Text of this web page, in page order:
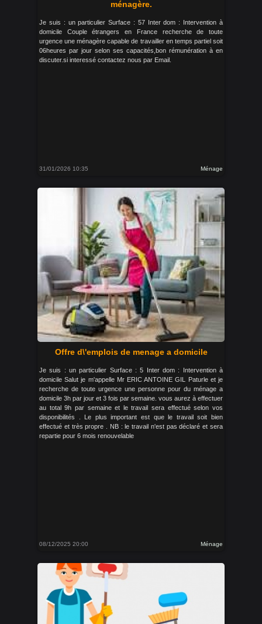
ménagère.
Je suis : un particulier Surface : 57 Inter dom : Intervention à
domicile Couple étrangers en France recherche de toute
urgence une ménagère capable de travailler en temps partiel soit
06heures par jour selon ses capacités,bon rémunération à en
discuter.si interessé contactez nous par Email.
31/01/2026 10:35 Ménage
Offre d\'emplois de menage a domicile
Je suis : un particulier Surface : 5 Inter dom : Intervention à
domicile Salut je m'appelle Mr ERIC ANTOINE GIL Paturle et je
recherche de toute urgence une personne pour du ménage a
domicile 3h par jour et 3 fois par semaine. vous aurez à effectuer
au total 9h par semaine et le travail sera effectué selon vos
disponibilités . Le plus important est que le travail soit bien
effectué et très propre . NB : le travail n'est pas déclaré et sera
repartie pour 6 mois renouvelable
08/12/2025 20:00 Ménage